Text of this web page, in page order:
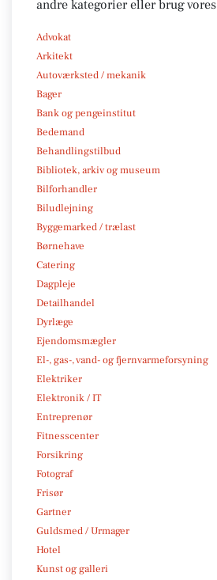
andre kategorier eller brug vores
Advokat
Arkitekt
Autoværksted / mekanik
Bager
Bank og pengeinstitut
Bedemand
Behandlingstilbud
Bibliotek, arkiv og museum
Bilforhandler
Biludlejning
Byggemarked / trælast
Børnehave
Catering
Dagpleje
Detailhandel
Dyrlæge
Ejendomsmægler
El-, gas-, vand- og fjernvarmeforsyning
Elektriker
Elektronik / IT
Entreprenør
Fitnesscenter
Forsikring
Fotograf
Frisør
Gartner
Guldsmed / Urmager
Hotel
Kunst og galleri